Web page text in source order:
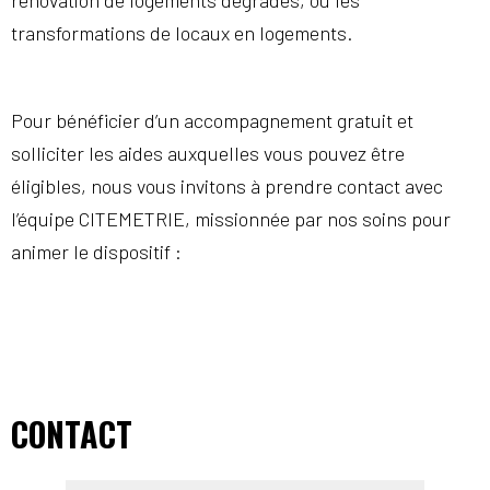
transformations de locaux en logements.
Pour bénéficier d’un accompagnement gratuit et
solliciter les aides auxquelles vous pouvez être
éligibles, nous vous invitons à prendre contact avec
l’équipe CITEMETRIE, missionnée par nos soins pour
animer le dispositif :
CONTACT